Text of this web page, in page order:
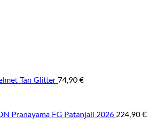
Tan Glitter 74,90 €
Pranayama FG Patanjali 2026 224,90 €